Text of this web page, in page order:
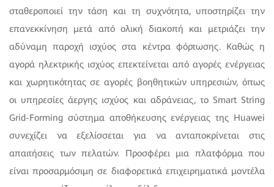
σταθεροποιεί την τάση και τη συχνότητα, υποστηρίζει την
επανεκκίνηση μετά από ολική διακοπή και μετριάζει την
αδύναμη παροχή ισχύος στα κέντρα φόρτωσης. Καθώς η
αγορά ηλεκτρικής ισχύος επεκτείνεται από αγορές ενέργειας
και χωρητικότητας σε αγορές βοηθητικών υπηρεσιών, όπως
οι υπηρεσίες άεργης ισχύος και αδράνειας, το Smart String
Grid-Forming σύστημα αποθήκευσης ενέργειας της Huawei
συνεχίζει να εξελίσσεται για να ανταποκρίνεται στις
απαιτήσεις των πελατών. Προσφέρει μια πλατφόρμα που
είναι προσαρμόσιμη σε διαφορετικά επιχειρηματικά μοντέλα